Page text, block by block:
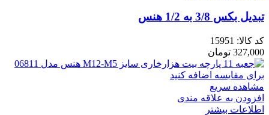
تبدیل بکس 3/8 به 1/2 هنس
کد کالا: 15951
327,000 تومان
برای مقایسه اضافه کنید
مشاهده سریع
افزودن به علاقه مندی
اطلاعات بیشتر